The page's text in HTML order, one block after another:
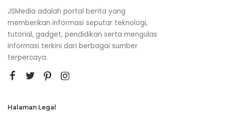
JSMedia adalah portal berita yang
memberikan informasi seputar teknologi,
tutorial, gadget, pendidikan serta mengulas
informasi terkini dari berbagai sumber
terpercaya.
Halaman Legal